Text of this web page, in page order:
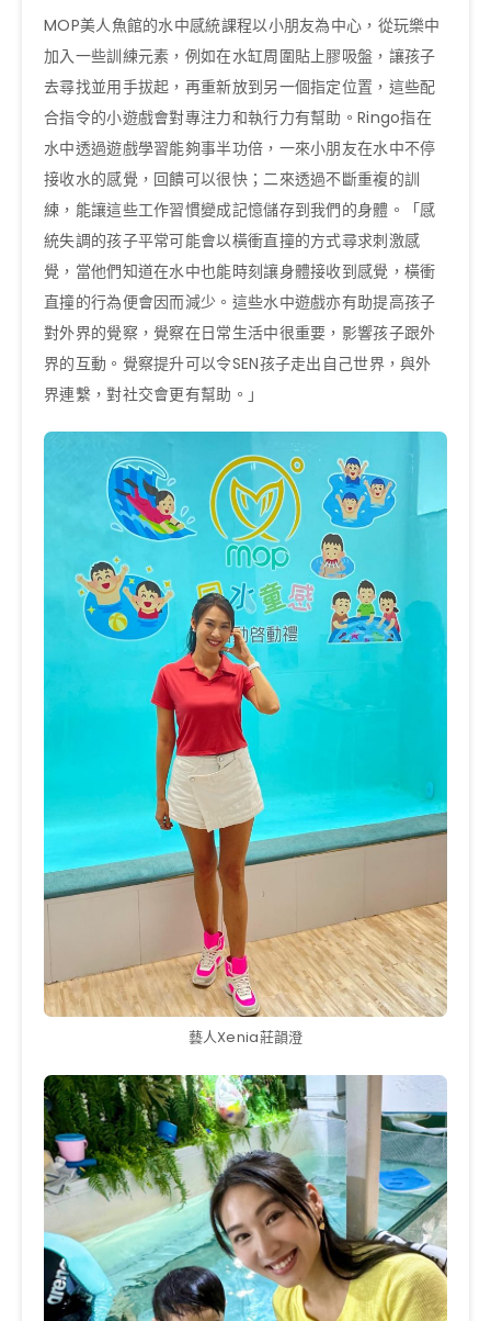
MOP美人魚館的水中感統課程以小朋友為中心，從玩樂中
加入一些訓練元素，例如在水缸周圍貼上膠吸盤，讓孩子
去尋找並用手拔起，再重新放到另一個指定位置，這些配
合指令的小遊戲會對專注力和執行力有幫助。Ringo指在
水中透過遊戲學習能夠事半功倍，一來小朋友在水中不停
接收水的感覺，回饋可以很快；二來透過不斷重複的訓
練，能讓這些工作習慣變成記憶儲存到我們的身體。「感
統失調的孩子平常可能會以橫衝直撞的方式尋求刺激感
覺，當他們知道在水中也能時刻讓身體接收到感覺，橫衝
直撞的行為便會因而減少。這些水中遊戲亦有助提高孩子
對外界的覺察，覺察在日常生活中很重要，影響孩子跟外
界的互動。覺察提升可以令SEN孩子走出自己世界，與外
界連繫，對社交會更有幫助。」
藝人Xenia莊韻澄